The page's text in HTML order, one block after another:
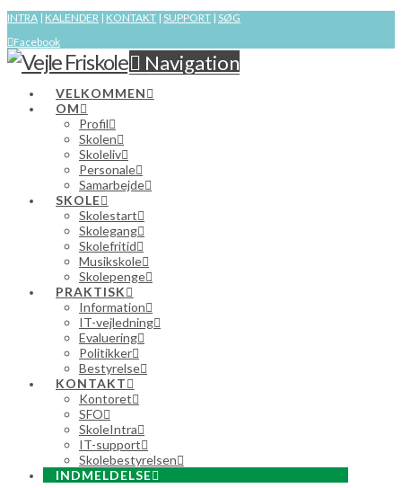
INTRA | KALENDER | KONTAKT | SUPPORT | SØG
Facebook
Navigation
VELKOMMEN
OM
Profil
Skolen
Skoleliv
Personale
Samarbejde
SKOLE
Skolestart
Skolegang
Skolefritid
Musikskole
Skolepenge
PRAKTISK
Information
IT-vejledning
Evaluering
Politikker
Bestyrelse
KONTAKT
Kontoret
SFO
SkoleIntra
IT-support
Skolebestyrelsen
INDMELDELSE